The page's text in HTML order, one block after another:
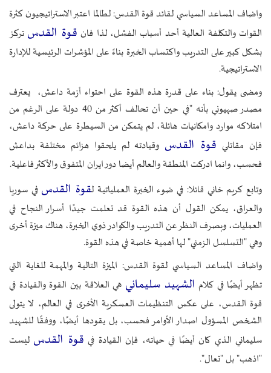
واضاف المساعد السياسي لقائد قوة القدس: لطالما اعتبر الاستراتيجيون كثرة
القوات والتكلفة العالية أحد أسباب الفشل، لذا فان قوة القدس تركز
بشكل كبير على التدريب واكتساب الخبرة بناءً على المؤشرات الرئيسية للإدارة
الاستراتيجية.
ومضى يقول: بناء على قدرة هذه القوة على احتواء أزمة داعش، يعترف
مصدر صهيوني بأنه "في حين أن تحالف أكثر من 40 دولة على الرغم من
امتلاكه موارد وامكانيات هائلة، لم يتمكن من السيطرة على حركة داعش،
فإن مقاتلي قوة القدس وقيادته لم يلحقوا هزائم مختلفة بداعش
فحسب، وانما ادركت المنطقة والعالم أيضا دور ايران المتفوق والأكثر فاعلية.
وتابع كريم خاني قائلا: في ضوء الخبرة العملياتية لقوة القدس في سوريا
والعراق، يمكن القول أن هذه القوة قد تعلمت جيدًا أسرار النجاح في
العمليات، وبصرف النظر عن التدريب والكوادر ذوي الخبرة، هناك ميزة أخرى
وهي "التسلسل الزمني" لها أهمية خاصة في هذه القوة.
واضاف المساعد السياسي لقوة القدس: الميزة التالية والمهمة للغاية التي
تظهر أيضًا في كلام الشهيد سليماني هي العلاقة بين القوة والقيادة في
قوة القدس، على عكس التنظيمات العسكرية الأخرى في العالم، لا يتولى
الشخص المسؤول اصدار الأوامر فحسب، بل يقودها أيضًا، ووفقًا للشهيد
سليماني الذي كان أيضًا في حياته، فإن القيادة في قوة القدس ليست
"اذهب" بل "تعال".